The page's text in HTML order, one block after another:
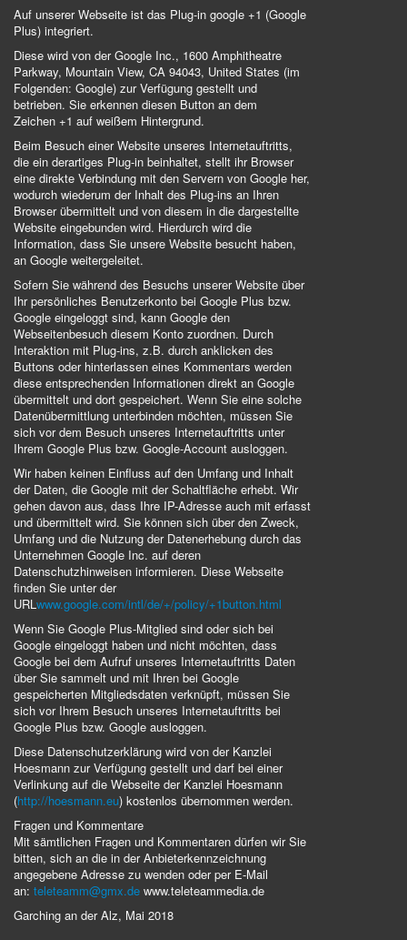
Auf unserer Webseite ist das Plug-in google +1 (Google
Plus) integriert.
Diese wird von der Google Inc., 1600 Amphitheatre
Parkway, Mountain View, CA 94043, United States (im
Folgenden: Google) zur Verfügung gestellt und
betrieben. Sie erkennen diesen Button an dem
Zeichen +1 auf weißem Hintergrund.
Beim Besuch einer Website unseres Internetauftritts,
die ein derartiges Plug-in beinhaltet, stellt ihr Browser
eine direkte Verbindung mit den Servern von Google her,
wodurch wiederum der Inhalt des Plug-ins an Ihren
Browser übermittelt und von diesem in die dargestellte
Website eingebunden wird. Hierdurch wird die
Information, dass Sie unsere Website besucht haben,
an Google weitergeleitet.
Sofern Sie während des Besuchs unserer Website über
Ihr persönliches Benutzerkonto bei Google Plus bzw.
Google eingeloggt sind, kann Google den
Webseitenbesuch diesem Konto zuordnen. Durch
Interaktion mit Plug-ins, z.B. durch anklicken des
Buttons oder hinterlassen eines Kommentars werden
diese entsprechenden Informationen direkt an Google
übermittelt und dort gespeichert. Wenn Sie eine solche
Datenübermittlung unterbinden möchten, müssen Sie
sich vor dem Besuch unseres Internetauftritts unter
Ihrem Google Plus bzw. Google-Account ausloggen.
Wir haben keinen Einfluss auf den Umfang und Inhalt
der Daten, die Google mit der Schaltfläche erhebt. Wir
gehen davon aus, dass Ihre IP-Adresse auch mit erfasst
und übermittelt wird. Sie können sich über den Zweck,
Umfang und die Nutzung der Datenerhebung durch das
Unternehmen Google Inc. auf deren
Datenschutzhinweisen informieren. Diese Webseite
finden Sie unter der
URLwww.google.com/intl/de/+/policy/+1button.html
Wenn Sie Google Plus-Mitglied sind oder sich bei
Google eingeloggt haben und nicht möchten, dass
Google bei dem Aufruf unseres Internetauftritts Daten
über Sie sammelt und mit Ihren bei Google
gespeicherten Mitgliedsdaten verknüpft, müssen Sie
sich vor Ihrem Besuch unseres Internetauftritts bei
Google Plus bzw. Google ausloggen.
Diese Datenschutzerklärung wird von der Kanzlei
Hoesmann zur Verfügung gestellt und darf bei einer
Verlinkung auf die Webseite der Kanzlei Hoesmann
(http://hoesmann.eu) kostenlos übernommen werden.
Fragen und Kommentare
Mit sämtlichen Fragen und Kommentaren dürfen wir Sie
bitten, sich an die in der Anbieterkennzeichnung
angegebene Adresse zu wenden oder per E-Mail
an: teleteamm@gmx.de www.teleteammedia.de
Garching an der Alz, Mai 2018